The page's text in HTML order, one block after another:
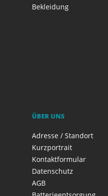
Bekleidung
ÜBER UNS
Adresse / Standort
Kurzportrait
Kontaktformular
Datenschutz
AGB